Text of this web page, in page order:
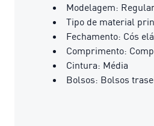
Modelagem:
Tipo de material
Fechamento: Cós
Comprimento:
Cintura: Média
Bolsos: Bolsos